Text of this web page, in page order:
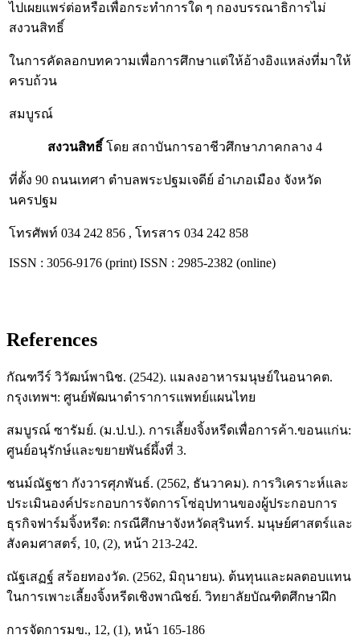
ไปเผยแพร่ต่อหรือเพื่อกระทำการใด ๆ กองบรรณาธิการไม่
สงวนสิทธิ์
ในการคัดลอกบทความเพื่อการศึกษาแต่ให้อ้างอิงแหล่งที่มาให้
ครบถ้วน
สมบูรณ์
สงวนสิทธิ์ โดย สถาบันการอาชีวศึกษาภาคกลาง 4
ที่ตั้ง 90 ถนนเทศา ตำบลพระปฐมเจดีย์ อำเภอเมือง จังหวัด
นครปฐม
โทรศัพท์ 034 242 856 , โทรสาร 034 242 858
ISSN : 3056-9176 (print) ISSN : 2985-2382 (online)
References
กัณฑวีร์ วิวัฒน์พานิช. (2542). แมลงอาหารมนุษย์ในอนาคต.
กรุงเทพฯ: ศูนย์พัฒนาตำราการแพทย์แผนไทย
สมบูรณ์ ซารัมย์. (ม.ป.ป.). การเลี้ยงจิ้งหรีดเพื่อการค้า.ขอนแก่น:
ศูนย์อนุรักษ์และขยายพันธ์ผึ้งที่ 3.
ชนม์ณัฐชา กังวารศุภพันธ์. (2562, ธันวาคม). การวิเคราะห์และ
ประเมินองค์ประกอบการจัดการโซ่อุปทานของผู้ประกอบการ
ธุรกิจฟาร์มจิ้งหรีด: กรณีศึกษาจังหวัดสุรินทร์. มนุษย์ศาสตร์และ
สังคมศาสตร์, 10, (2), หน้า 213-242.
ณัฐเสฏฐ์ สร้อยทองวัด. (2562, มิถุนายน). ต้นทุนและผลตอบแทน
ในการเพาะเลี้ยงจิ้งหรีดเชิงพาณิชย์. วิทยาลัยบัณฑิตศึกษาฝึก
การจัดการมข., 12, (1), หน้า 165-186